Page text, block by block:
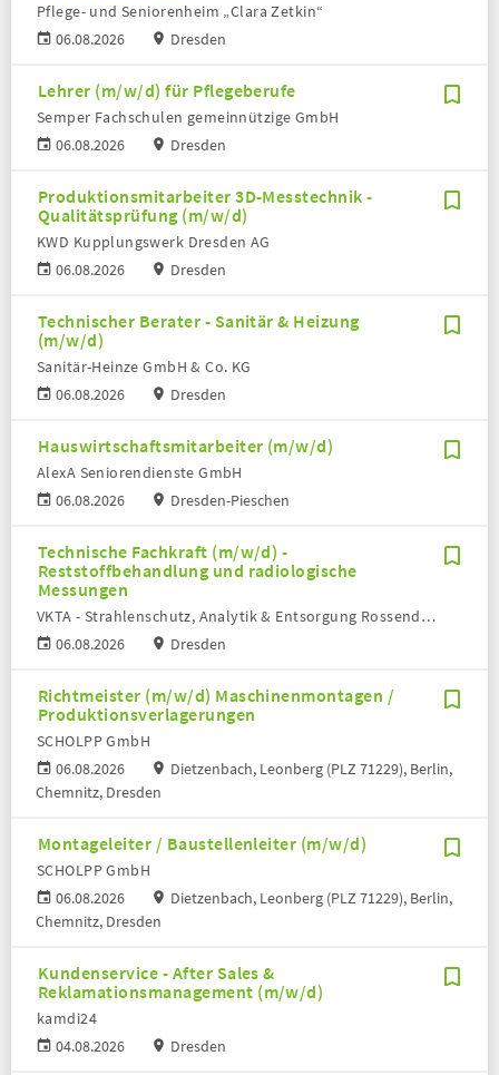
06.08.2026
Pflege- und Seniorenheim „Clara Zetkin“
Dresden
Lehrer (m/w/d) für Pflegeberufe
06.08.2026
Semper Fachschulen gemeinnützige GmbH
Dresden
Produktionsmitarbeiter 3D-Messtechnik -
Qualitätsprüfung (m/w/d)
06.08.2026
KWD Kupplungswerk Dresden AG
Dresden
Technischer Berater - Sanitär & Heizung
(m/w/d)
06.08.2026
Sanitär-Heinze GmbH & Co. KG
Dresden
Hauswirtschaftsmitarbeiter (m/w/d)
06.08.2026
AlexA Seniorendienste GmbH
Dresden-Pieschen
Technische Fachkraft (m/w/d) -
Reststoffbehandlung und radiologische
Messungen
06.08.2026
VKTA - Strahlenschutz, Analytik & Entsorgung Rossendorf e. V.
Dresden
Richtmeister (m/w/d) Maschinenmontagen /
Produktionsverlagerungen
06.08.2026
SCHOLPP GmbH
Dietzenbach, Leonberg (PLZ 71229), Berlin,
Chemnitz, Dresden
Montageleiter / Baustellenleiter (m/w/d)
06.08.2026
SCHOLPP GmbH
Dietzenbach, Leonberg (PLZ 71229), Berlin,
Chemnitz, Dresden
Kundenservice - After Sales &
Reklamationsmanagement (m/w/d)
04.08.2026
kamdi24
Dresden